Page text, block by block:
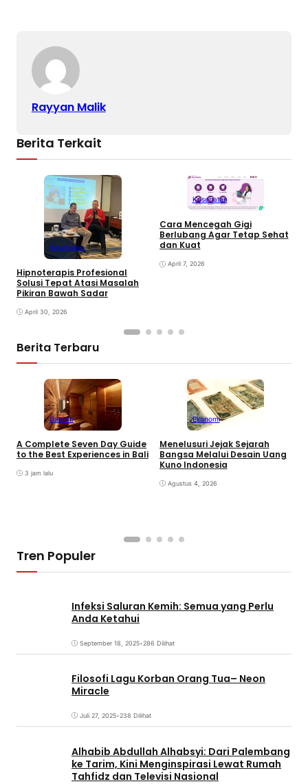
Rayyan Malik
Berita Terkait
Kesehatan
Hipnoterapis Profesional
Solusi Tepat Atasi Masalah
Pikiran Bawah Sadar
April 30, 2026
Kesehatan
Cara Mencegah Gigi
Berlubang Agar Tetap Sehat
dan Kuat
April 7, 2026
Berita Terbaru
Daerah
A Complete Seven Day Guide
to the Best Experiences in Bali
3 jam lalu
Ekonomi
Menelusuri Jejak Sejarah
Bangsa Melalui Desain Uang
Kuno Indonesia
Agustus 4, 2026
Tren Populer
Infeksi Saluran Kemih: Semua yang Perlu
Anda Ketahui
September 18, 2025•286 Dilihat
Filosofi Lagu Korban Orang Tua– Neon
Miracle
Juli 27, 2025•238 Dilihat
Alhabib Abdullah Alhabsyi: Dari Palembang
ke Tarim, Kini Menginspirasi Lewat Rumah
Tahfidz dan Televisi Nasional